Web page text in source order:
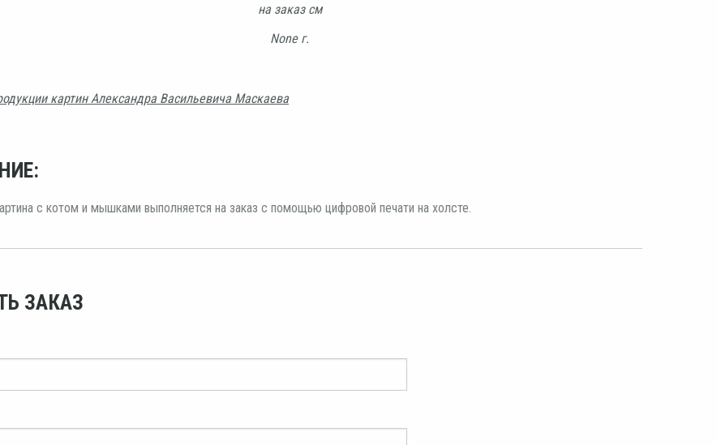
на заказ см
None г.
картин Александра Васильевича Маскаева
с котом и мышками выполняется на заказ с помощью цифровой печати на холсте.
ЗАКАЗ